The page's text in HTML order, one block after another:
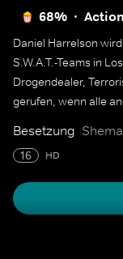
68%
Daniel Harrelson
S.W.A.T.-Teams in
Drogendealer,
gerufen, wenn alle
Besetzung
16 HD